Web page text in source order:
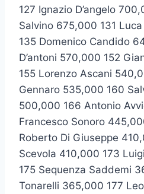
127 Ignazio D’angelo
Salvino 675,000 131
135 Domenico Candido
D’antoni 570,000 152
155 Lorenzo Ascani
Gennaro 535,000 160
500,000 166 Antonio
Francesco Sonoro
Roberto Di Giuseppe
Scevola 410,000 173
175 Sequenza Saddemi
Tonarelli 365,000 177